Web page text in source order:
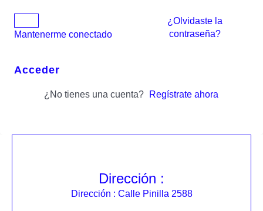
Mantenerme conectado
¿Olvidaste la
contraseña?
Acceder
¿No tienes una cuenta? Regístrate ahora
Dirección :
Dirección : Calle Pinilla 2588